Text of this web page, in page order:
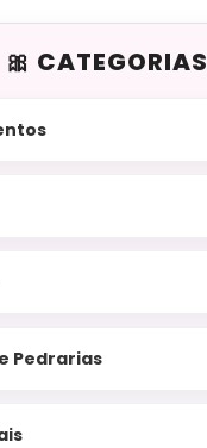
CATEGORIAS
Pedrarias